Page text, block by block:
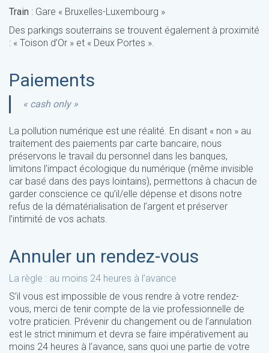
Train : Gare « Bruxelles-Luxembourg »
Des parkings souterrains se trouvent également à proximité
: « Toison d’Or » et « Deux Portes ».
Paiements
« cash only »
La pollution numérique est une réalité. En disant « non » au
traitement des paiements par carte bancaire, nous
préservons le travail du personnel dans les banques,
limitons l’impact écologique du numérique (même invisible
car basé dans des pays lointains), permettons à chacun de
garder conscience ce qu’il/elle dépense et disons notre
refus de la dématérialisation de l’argent et préserver
l’intimité de vos achats.
Annuler un rendez-vous
La règle : au moins 24 heures à l’avance
S’il vous est impossible de vous rendre à votre rendez-
vous, merci de tenir compte de la vie professionnelle de
votre praticien. Prévenir du changement ou de l’annulation
est le strict minimum et devra se faire impérativement au
moins 24 heures à l’avance, sans quoi une partie de votre